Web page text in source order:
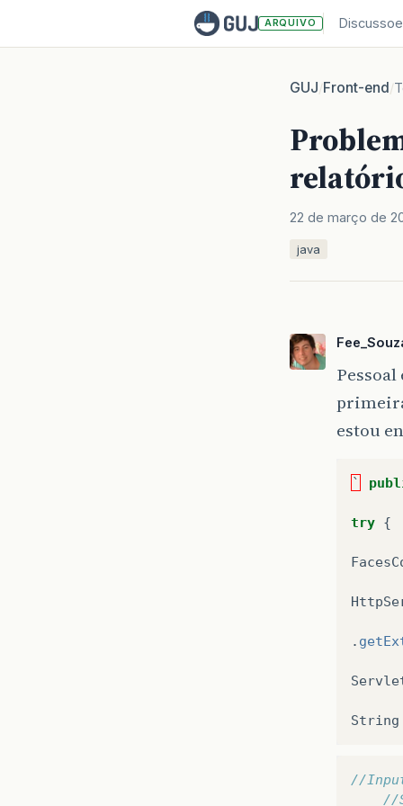
ARQUIVO
GUJ/Front-end/
22 de março de
java
estou
`
try {
.
String
//
//